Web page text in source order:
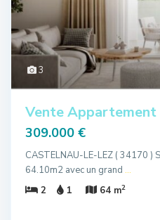
3
Vente
309.000 €
CASTELNAU-LE-LEZ ( 34170 )
64.10m2 avec un grand ...
2
1 64 m2